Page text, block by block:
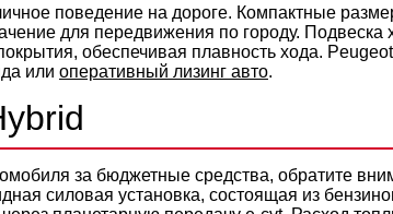
поведение на дороге. Компактные
для передвижения по городу. Подвеска
обеспечивая плавность хода.
или оперативный лизинг авто.
за бюджетные средства, обратите
силовая установка, состоящая из